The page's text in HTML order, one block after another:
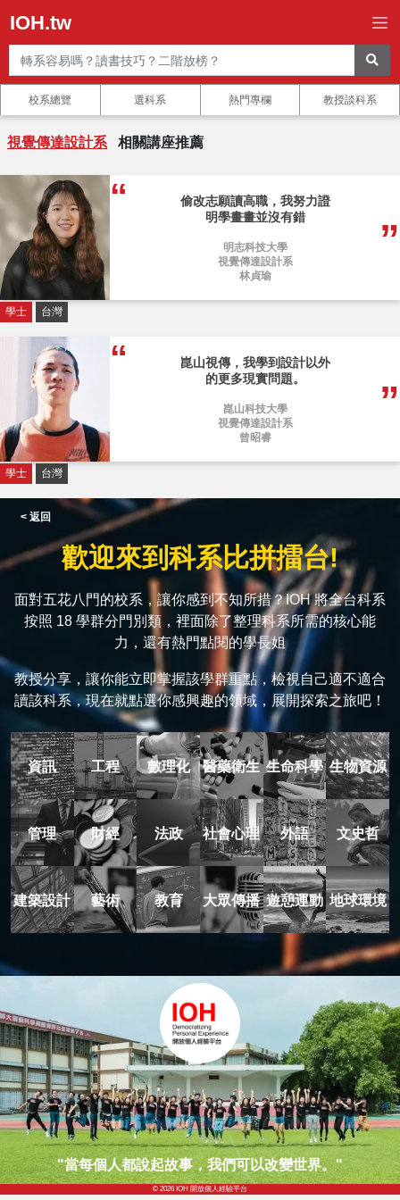
IOH.tw
校系總覽 選科系 熱門專欄 教授談科系
視覺傳達設計系 相關講座推薦
偷改志願讀高職，我努力證
明學畫畫並沒有錯
明志科技大學
視覺傳達設計系
林貞瑜
學士 台灣
崑山視傳，我學到設計以外
的更多現實問題。
崑山科技大學
視覺傳達設計系
曾昭睿
學士 台灣
< 返回
歡迎來到科系比拼擂台!
面對五花八門的校系，讓你感到不知所措？IOH 將全台科系
按照 18 學群分門別類，裡面除了整理科系所需的核心能
力，還有熱門點閱的學長姐
教授分享，讓你能立即掌握該學群重點，檢視自己適不適合
讀該科系，現在就點選你感興趣的領域，展開探索之旅吧！
資訊 工程 數理化 醫藥衛生 生命科學 生物資源
管理 財經 法政 社會心理 外語 文史哲
建築設計 藝術 教育 大眾傳播 遊憩運動 地球環境
"當每個人都說起故事，我們可以改變世界。"
© 2026 IOH 開放個人經驗平台